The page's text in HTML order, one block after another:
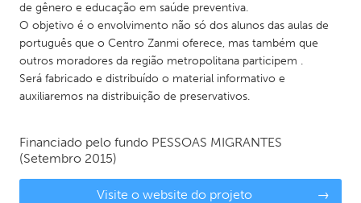
de gênero e educação em saúde preventiva.
O objetivo é o envolvimento não só dos alunos das aulas de
português que o Centro Zanmi oferece, mas também que
outros moradores da região metropolitana participem .
Será fabricado e distribuído o material informativo e
auxiliaremos na distribuição de preservativos.
Financiado pelo fundo PESSOAS MIGRANTES
(Setembro 2015)
Visite o website do projeto →